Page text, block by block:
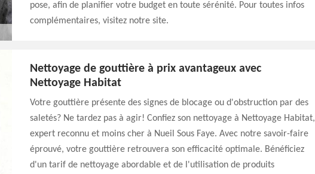
pose, afin de planifier votre budget en toute sérénité. Pour toutes infos
complémentaires, visitez notre site.
Nettoyage de gouttière à prix avantageux avec
Nettoyage Habitat
Votre gouttière présente des signes de blocage ou d'obstruction par des
saletés? Ne tardez pas à agir! Confiez son nettoyage à Nettoyage Habitat,
expert reconnu et moins cher à Nueil Sous Faye. Avec notre savoir-faire
éprouvé, votre gouttière retrouvera son efficacité optimale. Bénéficiez
d'un tarif de nettoyage abordable et de l'utilisation de produits